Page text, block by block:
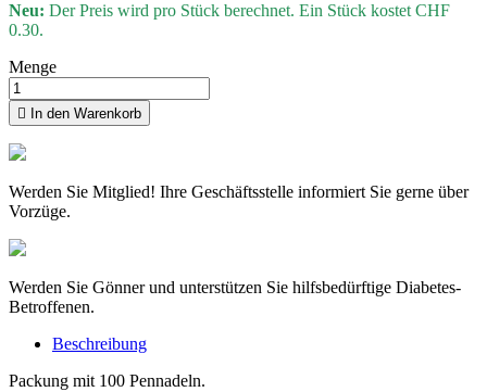
Neu: Der Preis wird pro Stück berechnet. Ein Stück kostet CHF
0.30.
Menge
 In den Warenkorb
Werden Sie Mitglied! Ihre Geschäftsstelle informiert Sie gerne über
Vorzüge.
Werden Sie Gönner und unterstützen Sie hilfsbedürftige Diabetes-
Betroffenen.
Beschreibung
Packung mit 100 Pennadeln.